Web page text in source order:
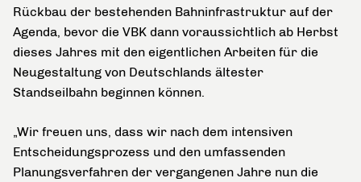
Rückbau der bestehenden Bahninfrastruktur auf der
Agenda, bevor die VBK dann voraussichtlich ab Herbst
dieses Jahres mit den eigentlichen Arbeiten für die
Neugestaltung von Deutschlands ältester
Standseilbahn beginnen können.
„Wir freuen uns, dass wir nach dem intensiven
Entscheidungsprozess und den umfassenden
Planungsverfahren der vergangenen Jahre nun die